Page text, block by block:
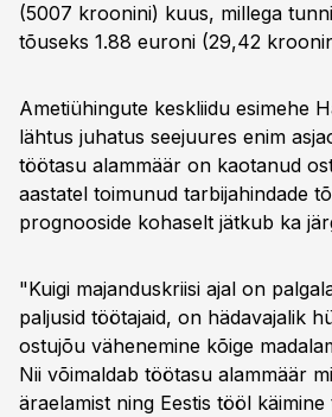
(5007 kroonini) kuus, millega
tõuseks 1.88 euroni (29,42
Ametiühingute keskliidu esimehe
lähtus juhatus seejuures enim
töötasu alammäär on kaotanud
aastatel toimunud tarbijahindade
prognooside kohaselt jätkub ka
"Kuigi majanduskriisi ajal on
paljusid töötajaid, on hädavajalik
ostujõu vähenemine kõige
Nii võimaldab töötasu alammäär
äraelamist ning Eestis tööl käimine